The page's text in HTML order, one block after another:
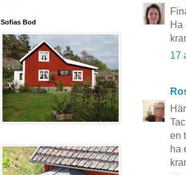
Ha
17
en
ha
Sofias Bod